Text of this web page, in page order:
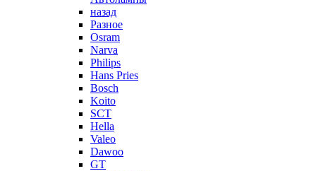
назад
Разное
Osram
Narva
Philips
Hans Pries
Bosch
Koito
SCT
Hella
Valeo
Dawoo
GT